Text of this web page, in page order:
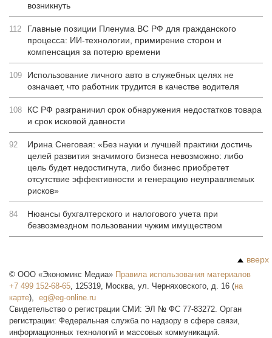
возникнуть
112
Главные позиции Пленума ВС РФ для гражданского
процесса: ИИ-технологии, примирение сторон и
компенсация за потерю времени
109
Использование личного авто в служебных целях не
означает, что работник трудится в качестве водителя
108
КС РФ разграничил срок обнаружения недостатков товара
и срок исковой давности
92
Ирина Снеговая: «Без науки и лучшей практики достичь
целей развития значимого бизнеса невозможно: либо
цель будет недостигнута, либо бизнес приобретет
отсутствие эффективности и генерацию неуправляемых
рисков»
84
Нюансы бухгалтерского и налогового учета при
безвозмездном пользовании чужим имуществом
вверх
© ООО «Экономикс Медиа» Правила использования материалов
+7 499 152-68-65, 125319, Москва, ул. Черняховского, д. 16 (на
карте),
Свидетельство о регистрации СМИ: ЭЛ № ФС 77-83272. Орган
регистрации: Федеральная служба по надзору в сфере связи,
информационных технологий и массовых коммуникаций.